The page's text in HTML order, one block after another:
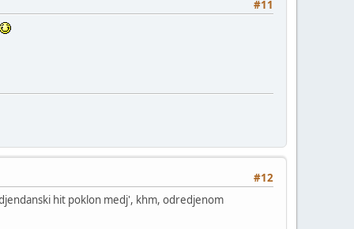
#11
#12
hit poklon medj', khm, odredjenom